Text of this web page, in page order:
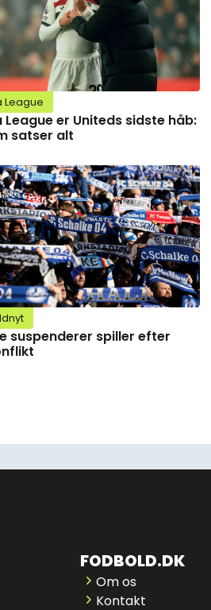
League
League er Uniteds sidste håb:
satser alt
suspenderer spiller efter
FODBOLD.DK
Om os
Kontakt